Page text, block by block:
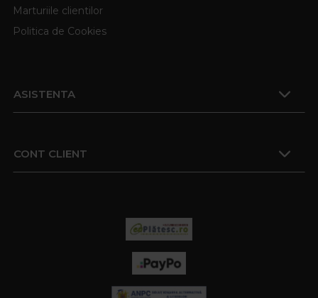
Marturiile clientilor
Politica de Cookies
ASISTENTA
CONT CLIENT